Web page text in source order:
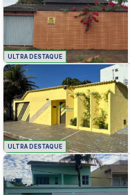
ULTRA DESTAQUE
ULTRA DESTAQUE